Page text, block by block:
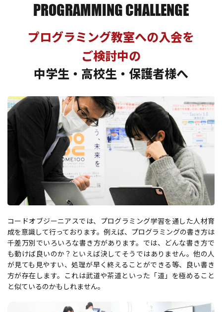
PROGRAMMING CHALLENGE
プログラミング教室への入会を
ご検討中の
中学生・高校生・保護者様へ
コードオブジーニアスでは、プログラミング学習を通した人材育
成を意識して行っております。例えば、プログラミングの書き方は
千差万別でいろいろな書き方があります。では、どんな書き方で
も動けば良いのか？といえば決してそうではありません。他の人
が見ても見やすい、処理が早く終えることができる等、良い書き
方が存在します。これは武道や茶道といった「道」を極めること
と似ているのかもしれません。